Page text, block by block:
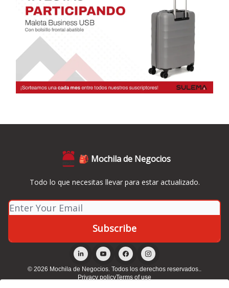
🎒 Mochila de Negocios
Todo lo que necesitas llevar para estar actualizado.
© 2026 Mochila de Negocios. Todos los derechos reservados..
Privacy policyTerms of use